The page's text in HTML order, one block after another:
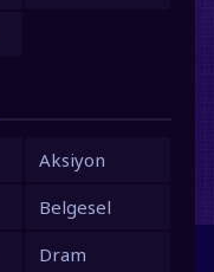
Aksiyon
Belgesel
Dram